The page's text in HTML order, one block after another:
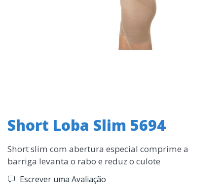
Short Loba Slim 5694
Short slim com abertura especial comprime a
barriga levanta o rabo e reduz o culote
Escrever uma Avaliação